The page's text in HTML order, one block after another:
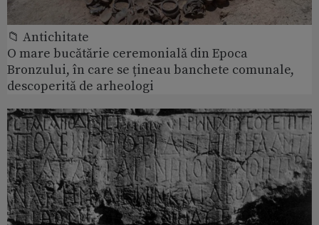
📁 Antichitate
O mare bucătărie ceremonială din Epoca
Bronzului, în care se țineau banchete comunale,
descoperită de arheologi